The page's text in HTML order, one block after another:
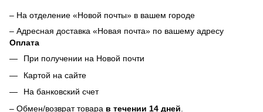
– На отделение «Новой почты» в вашем городе
– Адресная доставка «Новая почта» по вашему адресу
Оплата
При получении на Новой почти
Картой на сайте
На банковский счет
– Обмен/возврат товара в течении 14 дней